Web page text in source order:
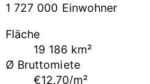
1 727 000 Einwohner
Fläche
19 186 km²
Ø Bruttomiete
€12.70/m²